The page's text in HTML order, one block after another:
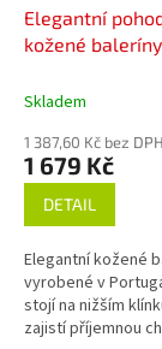
Elegantní
kožené
Skladem
1 387,60 Kč bez DPH
1 679 Kč
DETAIL
Elegantní kožené
vyrobené v
stojí na nižším
zajistí příjemnou